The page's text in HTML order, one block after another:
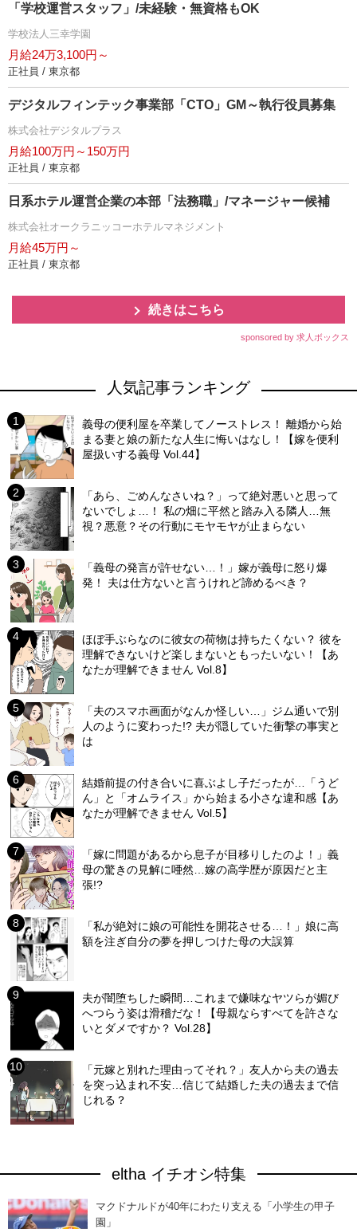
「学校運営スタッフ」/未経験・無資格もOK
学校法人三幸学園
月給24万3,100円～
正社員 / 東京都
デジタルフィンテック事業部「CTO」GM～執行役員募集
株式会社デジタルプラス
月給100万円～150万円
正社員 / 東京都
日系ホテル運営企業の本部「法務職」/マネージャー候補
株式会社オークラニッコーホテルマネジメント
月給45万円～
正社員 / 東京都
続きはこちら
sponsored by 求人ボックス
人気記事ランキング
義母の便利屋を卒業してノーストレス！ 離婚から始
まる妻と娘の新たな人生に悔いはなし！【嫁を便利
屋扱いする義母 Vol.44】
「あら、ごめんなさいね？」って絶対悪いと思って
ないでしょ…！ 私の畑に平然と踏み入る隣人…無
視？悪意？その行動にモヤモヤが止まらない
「義母の発言が許せない…！」嫁が義母に怒り爆
発！ 夫は仕方ないと言うけれど諦めるべき？
ほぼ手ぶらなのに彼女の荷物は持ちたくない？ 彼を
理解できないけど楽しまないともったいない！【あ
なたが理解できません Vol.8】
「夫のスマホ画面がなんか怪しい…」ジム通いで別
人のように変わった!? 夫が隠していた衝撃の事実と
は
結婚前提の付き合いに喜ぶよし子だったが…「うど
ん」と「オムライス」から始まる小さな違和感【あ
なたが理解できません Vol.5】
「嫁に問題があるから息子が目移りしたのよ！」義
母の驚きの見解に唖然…嫁の高学歴が原因だと主
張!?
「私が絶対に娘の可能性を開花させる…！」娘に高
額を注ぎ自分の夢を押しつけた母の大誤算
夫が闇堕ちした瞬間…これまで嫌味なヤツらが媚び
へつらう姿は滑稽だな！【母親ならすべてを許さな
いとダメですか？ Vol.28】
「元嫁と別れた理由ってそれ？」友人から夫の過去
を突っ込まれ不安…信じて結婚した夫の過去まで信
じれる？
eltha イチオシ特集
マクドナルドが40年にわたり支える「小学生の甲子
園」